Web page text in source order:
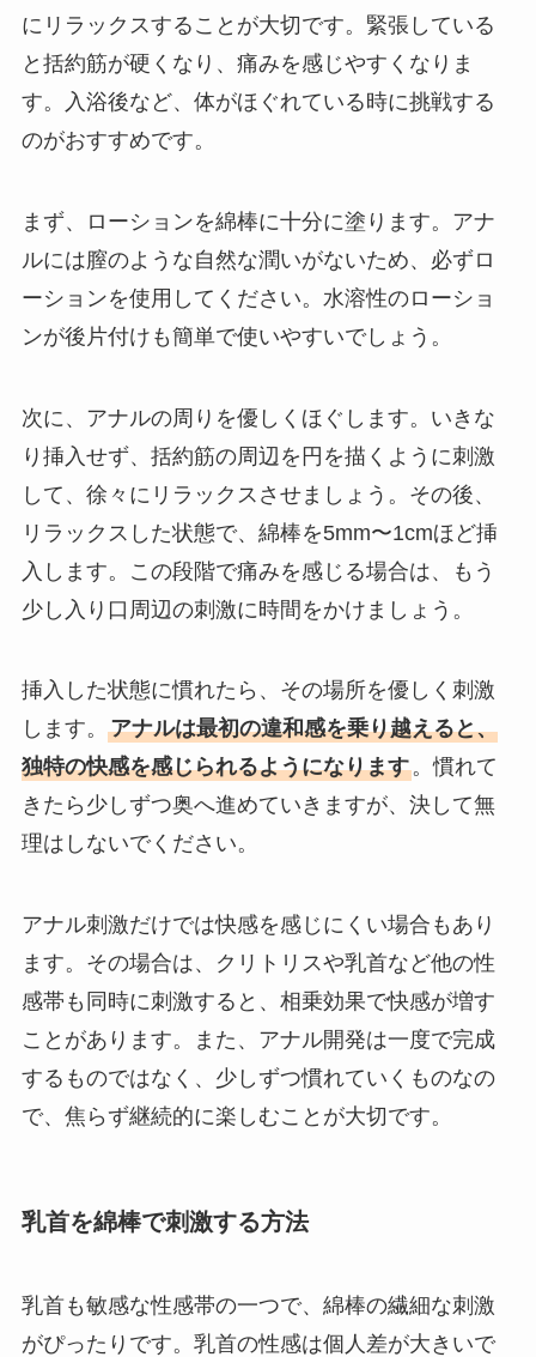
にリラックスすることが大切です。緊張している
と括約筋が硬くなり、痛みを感じやすくなりま
す。入浴後など、体がほぐれている時に挑戦する
のがおすすめです。
まず、ローションを綿棒に十分に塗ります。アナ
ルには膣のような自然な潤いがないため、必ずロ
ーションを使用してください。水溶性のローショ
ンが後片付けも簡単で使いやすいでしょう。
次に、アナルの周りを優しくほぐします。いきな
り挿入せず、括約筋の周辺を円を描くように刺激
して、徐々にリラックスさせましょう。その後、
リラックスした状態で、綿棒を5mm〜1cmほど挿
入します。この段階で痛みを感じる場合は、もう
少し入り口周辺の刺激に時間をかけましょう。
挿入した状態に慣れたら、その場所を優しく刺激
します。 アナルは最初の違和感を乗り越えると、
独特の快感を感じられるようになります。慣れて
きたら少しずつ奥へ進めていきますが、決して無
理はしないでください。
アナル刺激だけでは快感を感じにくい場合もあり
ます。その場合は、クリトリスや乳首など他の性
感帯も同時に刺激すると、相乗効果で快感が増す
ことがあります。また、アナル開発は一度で完成
するものではなく、少しずつ慣れていくものなの
で、焦らず継続的に楽しむことが大切です。
乳首を綿棒で刺激する方法
乳首も敏感な性感帯の一つで、綿棒の繊細な刺激
がぴったりです。乳首の性感は個人差が大きいで